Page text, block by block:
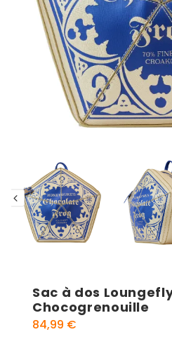
Sac à dos
Chocogrenouille
84,99 €